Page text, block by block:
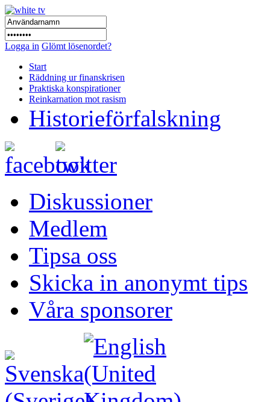
Logga in Glömt lösenordet?
Start
Räddning ur finanskrisen
Praktiska konspirationer
Reinkarnation mot rasism
Historieförfalskning
Diskussioner
Medlem
Tipsa oss
Skicka in anonymt tips
Våra sponsorer